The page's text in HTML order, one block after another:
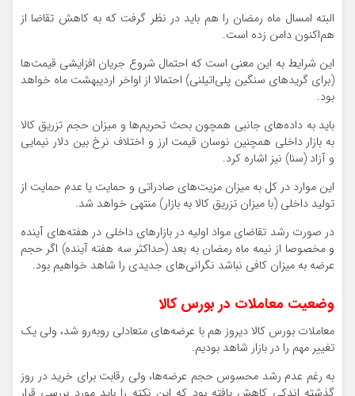
البته امسال ماه رمضان را هم باید در نظر گرفت که به کاهش تقاضا از
هم‌اکنون دامن زده است.
این شرایط به این معنی است که احتمال شروع جریان افزایشی قیمت‌ها
(برای گریدهای سنگین پلی‌اتیلنی) احتمالا از اواخر اردیبهشت‌ ماه خواهد
بود.
باید به داده‌های جانبی همچون بحث تحریم‌ها و میزان حجم تزریق کالا
به بازار داخلی همچنین نوسان قیمت ارز و اختلاف نرخ بین دلار نیمایی
و آزاد (سنا) نیز اشاره کرد.
این موارد در کل به میزان مزیت‌های صادراتی و حمایت یا عدم حمایت از
تولید داخلی (با میزان تزریق کالا به بازار) منتهی خواهد شد.
در صورت رشد تقاضای مواد اولیه در بازارهای داخلی در هفته‌های آینده
و مخصوصا از نیمه ماه رمضان به بعد (حداکثر سه هفته آینده) اگر حجم
عرضه به میزان کافی نباشد نگرانی‌های جدیدی را شاهد خواهیم بود.
وضعیت معاملات در بورس کالا
معاملات بورس کالا دیروز هم با عرضه‌های متعادلی روبه‌رو شد، ولی یک
تغییر مهم را در بازار شاهد بودیم.
به رغم عدم رشد محسوس حجم عرضه‌ها، ولی رقابت برای خرید در روز